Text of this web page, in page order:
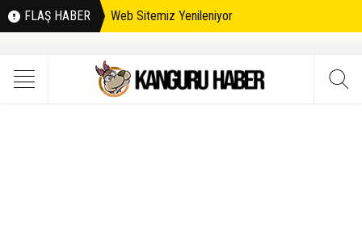
FLAŞ HABER Web Sitemiz Yenileniyor